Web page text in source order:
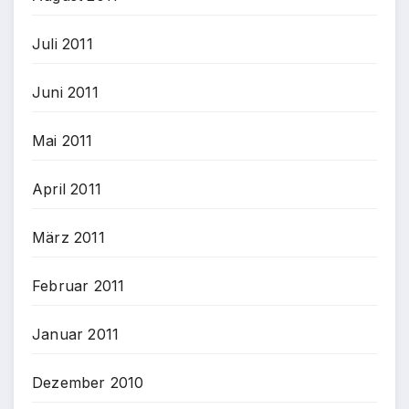
Juli 2011
Juni 2011
Mai 2011
April 2011
März 2011
Februar 2011
Januar 2011
Dezember 2010